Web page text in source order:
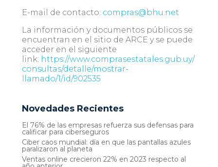
E-mail de contacto: compras@bhu.net
La información y documentos públicos se
encuentran en el sitio de ARCE y se puede
acceder en el siguiente
link: https://www.comprasestatales.gub.uy/
consultas/detalle/mostrar-
llamado/1/id/902535
Novedades Recientes
El 76% de las empresas refuerza sus defensas para
calificar para ciberseguros
Ciber caos mundial: día en que las pantallas azules
paralizaron al planeta
Ventas online crecieron 22% en 2023 respecto al